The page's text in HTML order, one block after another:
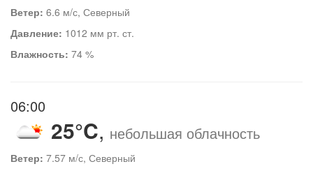
Ветер: 6.6 м/с, Северный
Давление: 1012 мм рт. ст.
Влажность: 74 %
06:00
25°C, небольшая облачность
Ветер: 7.57 м/с, Северный